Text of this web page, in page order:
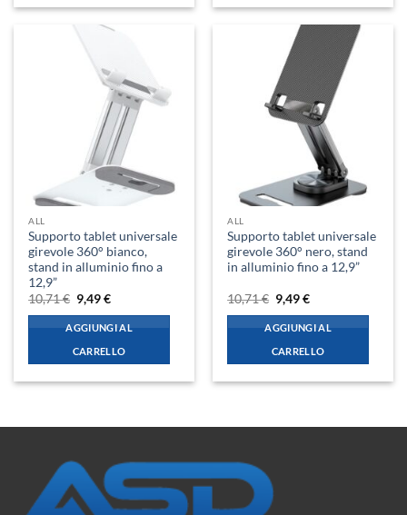
ALL
Supporto tablet universale
girevole 360° bianco,
stand in alluminio fino a
12,9”
10,71€ Il
prezzo
originale
era:
10,71 €.
9,49€Il
attuale
è:
9,49 €.
AGGIUNGI AL
CARRELLO
ALL
Supporto tablet universale
girevole 360° nero, stand
in alluminio fino a 12,9”
10,71€ Il
prezzo
originale
era:
10,71 €.
9,49€Il
attuale
è:
9,49 €.
AGGIUNGI AL
CARRELLO